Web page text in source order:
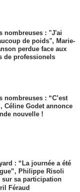
nombreuses : "J'ai
de poids", Marie-
perdue face aux
de professionels
nombreuses : “C’est
Céline Godet annonce
nouvelle !
: “La journée a été
Philippe Risoli
sur sa participation
Féraud